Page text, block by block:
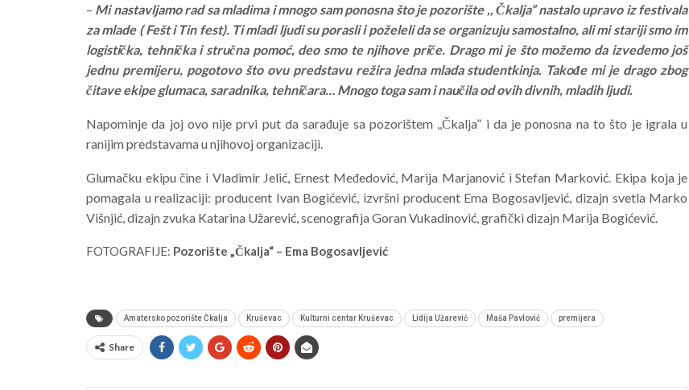
– Mi nastavljamo rad sa mladima i mnogo sam ponosna što je pozorište ,, Čkalja” nastalo upravo iz festivala
za mlade ( Fešt i Tin fest). Ti mladi ljudi su porasli i poželeli da se organizuju samostalno, ali mi stariji smo im
logistička, tehnička i stručna pomoć, deo smo te njihove priče. Drago mi je što možemo da izvedemo još
jednu premijeru, pogotovo što ovu predstavu režira jedna mlada studentkinja. Takođe mi je drago zbog
čitave ekipe glumaca, saradnika, tehničara… Mnogo toga sam i naučila od ovih divnih, mladih ljudi.
Napominje da joj ovo nije prvi put da sarađuje sa pozorištem ,,Čkalja” i da je ponosna na to što je igrala u
ranijim predstavama u njihovoj organizaciji.
Glumačku ekipu čine i Vladimir Jelić, Ernest Međedović, Marija Marjanović i Stefan Marković. Ekipa koja je
pomagala u realizaciji: producent Ivan Bogićević, izvršni producent Ema Bogosavljević, dizajn svetla Marko
Višnjić, dizajn zvuka Katarina Užarević, scenografija Goran Vukadinović, grafički dizajn Marija Bogićević.
FOTOGRAFIJE: Pozorište „Čkalja“ – Ema Bogosavljević
Amatersko pozorište Čkalja Kruševac Kulturni centar Kruševac Lidija Užarević Maša Pavlović premijera
Share